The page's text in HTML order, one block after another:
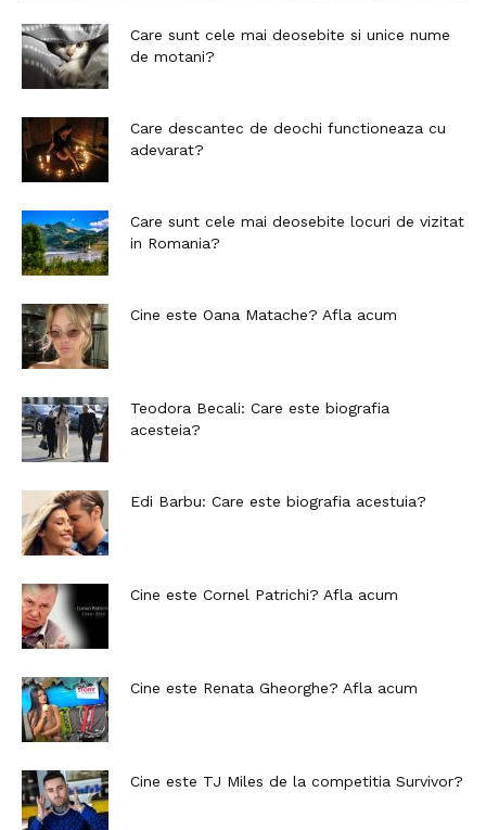
Care sunt cele mai deosebite si unice nume
de motani?
Care descantec de deochi functioneaza cu
adevarat?
Care sunt cele mai deosebite locuri de vizitat
in Romania?
Cine este Oana Matache? Afla acum
Teodora Becali: Care este biografia
acesteia?
Edi Barbu: Care este biografia acestuia?
Cine este Cornel Patrichi? Afla acum
Cine este Renata Gheorghe? Afla acum
Cine este TJ Miles de la competitia Survivor?